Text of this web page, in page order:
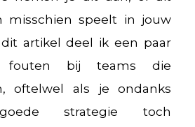
misschien speelt in jouw
artikel deel ik een paar
fouten bij teams die
oftelwel als je ondanks
strategie toch